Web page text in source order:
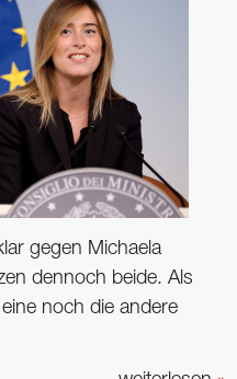
gegen Michaela
dennoch beide. Als
noch die andere